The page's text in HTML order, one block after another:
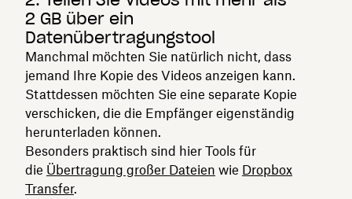
2 GB über ein
Datenübertragungstool
Manchmal möchten Sie natürlich nicht, dass
jemand Ihre Kopie des Videos anzeigen kann.
Stattdessen möchten Sie eine separate Kopie
verschicken, die die Empfänger eigenständig
herunterladen können.
Besonders praktisch sind hier Tools für
die Übertragung großer Dateien wie Dropbox
Transfer.